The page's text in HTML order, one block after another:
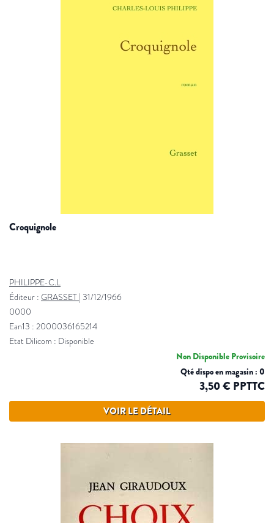
croquignole
PHILIPPE-C.L
Éditeur : GRASSET | 31/12/1966
0000
Ean13 : 2000036165214
Etat Dilicom : Disponible
Non Disponible Provisoire
Qté dispo en magasin : 0
3,50 € PPTTC
VOIR LE DÉTAIL